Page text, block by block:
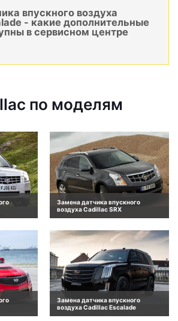
впускного воздуха
- какие дополнительные
в сервисном центре
по моделям
Замена датчика впускного
воздуха Cadillac SRX
Замена датчика впускного
воздуха Cadillac Escalade